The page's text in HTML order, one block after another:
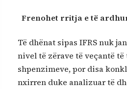
Frenohet rritja e të
Të dhënat sipas IFRS nuk
nivel të zërave të veçantë të
shpenzimeve, por disa
nxirren duke analizuar të